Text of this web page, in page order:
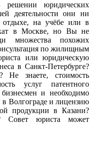
решении юридических
деятельности они ни
отдыхе, на учёбе или в
в Москве, но Вы не
множества похожих
по жилищным
или юридическую
в Санкт-Петербурге?
Не знаете, стоимость
услуг патентного
и необходимо
в Волгограде и лицензию
продукции в Казани?
Совет юриста может